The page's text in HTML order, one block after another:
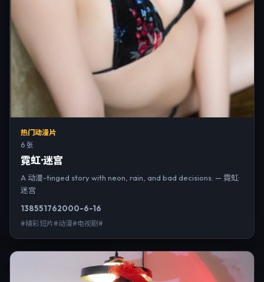
热门动漫片
6 张
霓虹·迷宫
A 动漫-tinged story with neon, rain, and bad decisions. — 霓虹·
迷宫
138551762000-6-16
#精彩短片#动漫#电视剧#